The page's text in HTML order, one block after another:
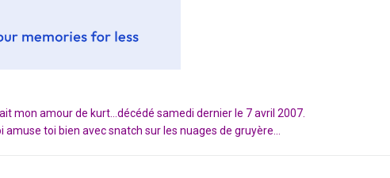
mon amour de kurt...décédé samedi dernier le 7 avril 2007.
toi bien avec snatch sur les nuages de gruyère...